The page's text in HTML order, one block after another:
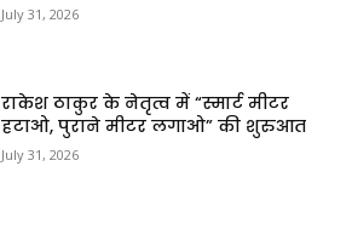
July 31, 2026
राकेश ठाकुर के नेतृत्व में “स्मार्ट मीटर
हटाओ, पुराने मीटर लगाओ” की शुरुआत
July 31, 2026